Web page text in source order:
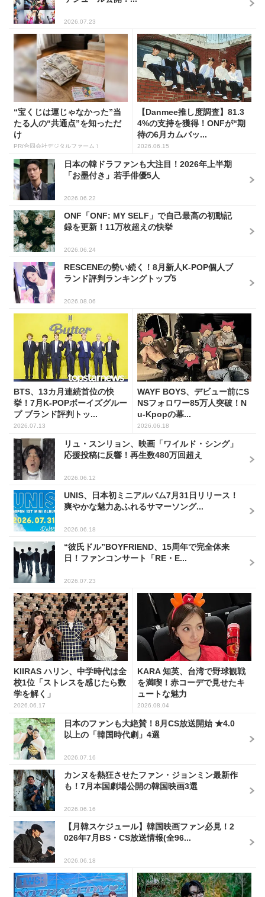
2026.07.23
“宝くじは運じゃなかった”当
たる人の“共通点”を知っただ
け
PR(合同会社デジタルファーム )
【Danmee推し度調査】81.3
4%の支持を獲得！ONFが“期
待の6月カムバッ...
2026.06.15
日本の韓ドラファンも大注目！2026年上半期
「お墨付き」若手俳優5人
2026.06.22
ONF「ONF: MY SELF」で自己最高の初動記
録を更新！11万枚超えの快挙
2026.06.24
RESCENEの勢い続く！8月新人K-POP個人ブ
ランド評判ランキングトップ5
2026.08.06
BTS、13カ月連続首位の快
挙！7月K-POPボーイズグルー
プ ブランド評判トッ...
2026.07.13
WAYF BOYS、デビュー前にS
NSフォロワー85万人突破！N
u-Kpopの幕...
2026.06.18
リュ・スンリョン、映画「ワイルド・シング」
応援投稿に反響！再生数480万回超え
2026.06.12
UNIS、日本初ミニアルバム7月31日リリース！
爽やかな魅力あふれるサマーソング...
2026.06.18
“彼氏ドル”BOYFRIEND、15周年で完全体来
日！ファンコンサート「RE・E...
2026.07.23
KIIRAS ハリン、中学時代は全
校1位「ストレスを感じたら数
学を解く」
2026.06.17
KARA 知英、台湾で野球観戦
を満喫！赤コーデで見せたキ
ュートな魅力
2026.08.04
日本のファンも大絶賛！8月CS放送開始 ★4.0
以上の「韓国時代劇」4選
2026.07.16
カンヌを熱狂させたファン・ジョンミン最新作
も！7月本国劇場公開の韓国映画3選
2026.06.16
【月韓スケジュール】韓国映画ファン必見！2
026年7月BS・CS放送情報(全96...
2026.06.18